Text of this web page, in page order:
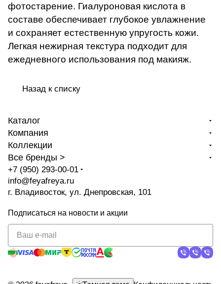
фотостарение. Гиалуроновая кислота в
составе обеспечивает глубокое увлажнение
и сохраняет естественную упругость кожи.
Легкая нежирная текстура подходит для
ежедневного использования под макияж.
Назад к списку
Каталог
Компания
Коллекции
Все бренды >
+7 (950) 293-00-01
info@feyafreya.ru
г. Владивосток, ул. Днепровская, 101
Подписаться на новости и акции